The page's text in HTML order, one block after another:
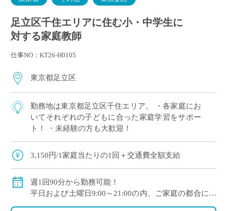
足立区千住エリアに住む小・中学生に
対する家庭教師
仕事NO：KT26-H0105
東京都足立区
勤務地は東京都足立区千住エリア。 ・各家庭にお
いてそれぞれの子どもに合った家庭学習をサポー
ト！ ・未経験の方も大歓迎！
3,150円/1家庭当たりの1回＋交通費全額支給
週1回90分から勤務可能！
平日および土曜日9:00～21:00の内、ご家庭の都合に合
わせて時間を決定